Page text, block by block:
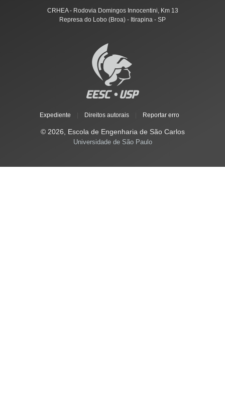
CRHEA - Rodovia Domingos Innocentini, Km 13
Represa do Lobo (Broa) - Itirapina - SP
Expediente Direitos autorais Reportar erro
© 2026, Escola de Engenharia de São Carlos
Universidade de São Paulo